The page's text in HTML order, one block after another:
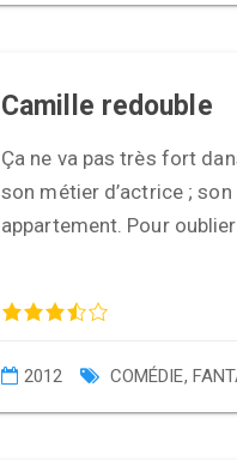
Camille redouble
Ça ne va pas très fort
son métier d’actrice ;
appartement. Pour
2012 COMÉDIE,